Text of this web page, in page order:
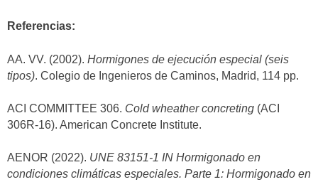
Referencias:
AA. VV. (2002). Hormigones de ejecución especial (seis
tipos). Colegio de Ingenieros de Caminos, Madrid, 114 pp.
ACI COMMITTEE 306. Cold wheather concreting (ACI
306R-16). American Concrete Institute.
AENOR (2022). UNE 83151-1 IN Hormigonado en
condiciones climáticas especiales. Parte 1: Hormigonado en